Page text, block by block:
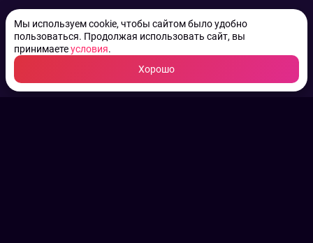
Мы используем cookie, чтобы сайтом было удобно
пользоваться. Продолжая использовать сайт, вы
принимаетеусловия.
Хорошо